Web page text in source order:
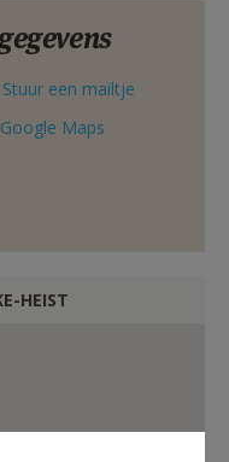
Stuur een mailtje
Google Maps
HEIST